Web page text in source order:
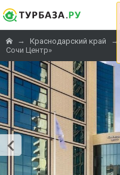
→ Краснодарский край →
Сочи Центр»